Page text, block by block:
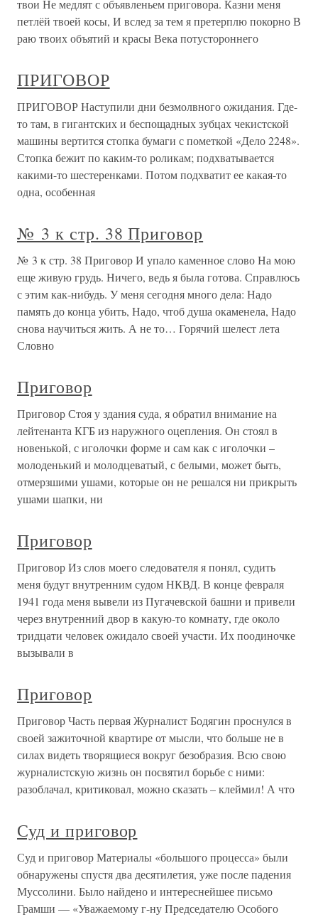
твои Не медлят с объявленьем приговора. Казни меня
петлёй твоей косы, И вслед за тем я претерплю покорно В
раю твоих объятий и красы Века потустороннего
ПРИГОВОР
ПРИГОВОР Наступили дни безмолвного ожидания. Где-
то там, в гигантских и беспощадных зубцах чекистской
машины вертится стопка бумаги с пометкой «Дело 2248».
Стопка бежит по каким-то роликам; подхватывается
какими-то шестеренками. Потом подхватит ее какая-то
одна, особенная
№ 3 к стр. 38 Приговор
№ 3 к стр. 38 Приговор И упало каменное слово На мою
еще живую грудь. Ничего, ведь я была готова. Справлюсь
с этим как-нибудь. У меня сегодня много дела: Надо
память до конца убить, Надо, чтоб душа окаменела, Надо
снова научиться жить. А не то… Горячий шелест лета
Словно
Приговор
Приговор Стоя у здания суда, я обратил внимание на
лейтенанта КГБ из наружного оцепления. Он стоял в
новенькой, с иголочки форме и сам как с иголочки –
молоденький и молодцеватый, с белыми, может быть,
отмерзшими ушами, которые он не решался ни прикрыть
ушами шапки, ни
Приговор
Приговор Из слов моего следователя я понял, судить
меня будут внутренним судом НКВД. В конце февраля
1941 года меня вывели из Пугачевской башни и привели
через внутренний двор в какую-то комнату, где около
тридцати человек ожидало своей участи. Их поодиночке
вызывали в
Приговор
Приговор Часть первая Журналист Бодягин проснулся в
своей зажиточной квартире от мысли, что больше не в
силах видеть творящиеся вокруг безобразия. Всю свою
журналистскую жизнь он посвятил борьбе с ними:
разоблачал, критиковал, можно сказать – клеймил! А что
Суд и приговор
Суд и приговор Материалы «большого процесса» были
обнаружены спустя два десятилетия, уже после падения
Муссолини. Было найдено и интереснейшее письмо
Грамши — «Уважаемому г-ну Председателю Особого